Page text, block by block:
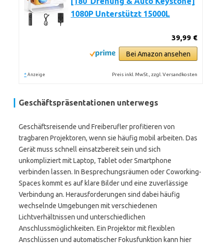
1080P Unterstützt 15000L
39,99 €
Bei Amazon ansehen
* Anzeige Preis inkl. MwSt., zzgl. Versandkosten
Geschäftspräsentationen unterwegs
Geschäftsreisende und Freiberufler profitieren von
tragbaren Projektoren, wenn sie häufig mobil arbeiten. Das
Gerät muss schnell einsatzbereit sein und sich
unkompliziert mit Laptop, Tablet oder Smartphone
verbinden lassen. In Besprechungsräumen oder Coworking-
Spaces kommt es auf klare Bilder und eine zuverlässige
Verbindung an. Herausforderungen sind dabei häufig
wechselnde Umgebungen mit verschiedenen
Lichtverhältnissen und unterschiedlichen
Anschlussmöglichkeiten. Ein Projektor mit flexiblen
Anschlüssen und automatischer Fokusfunktion kann hier